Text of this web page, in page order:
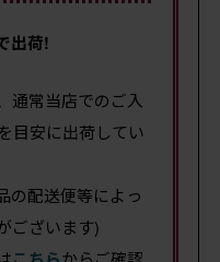
出荷!
通常当店でのご入
目安に出荷してい
の配送便等によっ
ございます)